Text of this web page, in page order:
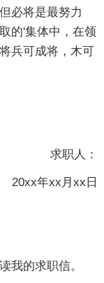
必将是最努力
的'集体中，在领
兵可成将，木可
求职人：
年xx月xx日
我的求职信。